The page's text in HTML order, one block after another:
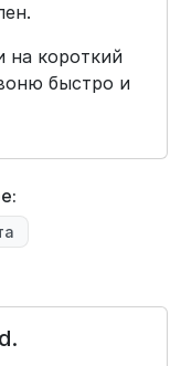
на короткий
быстро и